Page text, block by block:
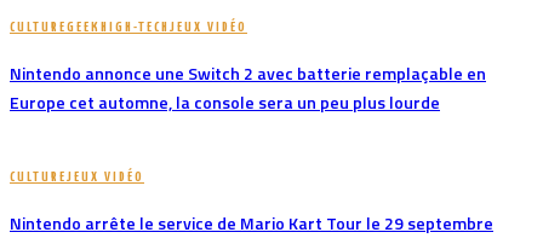
CULTUREGEEK HIGH-TECH JEUX VIDÉO
Nintendo annonce une Switch 2 avec batterie remplaçable en
Europe cet automne, la console sera un peu plus lourde
CULTUREJEUX VIDÉO
Nintendo arrête le service de Mario Kart Tour le 29 septembre